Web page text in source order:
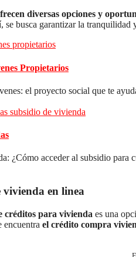
diversas opciones y
se busca garantizar la
Propietarios
el proyecto social que te
¿Cómo acceder al subsidio para
en linea
créditos para vivienda es una
encuentra el crédito compra